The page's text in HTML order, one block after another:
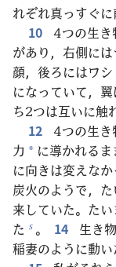
れぞれ真っすぐ
10 4つの生き
があり，右側に
顔，後ろにはワシ
になっていて，
ち2つは互いに触
12 4つの生き
力 * に導かれる
に向きは変えなか
炭火のようで，
来していた。た
た s 。 14
生き
稲妻のように動い